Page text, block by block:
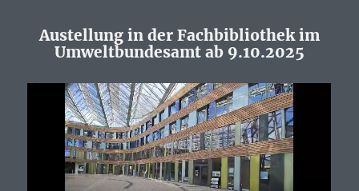
Austellung in der Fachbibliothek im
Umweltbundesamt ab 9.10.2025